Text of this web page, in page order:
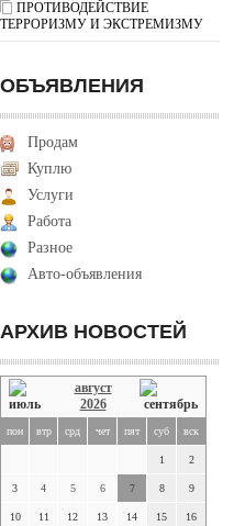
ПРОТИВОДЕЙСТВИЕ
ТЕРРОРИЗМУ И ЭКСТРЕМИЗМУ
ОБЪЯВЛЕНИЯ
Продам
Куплю
Услуги
Работа
Разное
Авто-объявления
АРХИВ НОВОСТЕЙ
август
2026
пон втр срд чет пят суб вск
1 2
3 4 5 6 7 8 9
10 11 12 13 14 15 16